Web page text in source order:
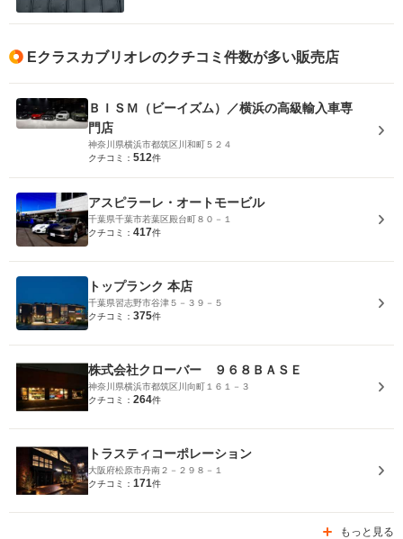
Eクラスカブリオレのクチコミ件数が多い販売店
ＢＩＳＭ（ビーイズム）／横浜の高級輸入車専
門店
神奈川県横浜市都筑区川和町５２４
クチコミ： 512件
アスピラーレ・オートモービル
千葉県千葉市若葉区殿台町８０－１
クチコミ： 417件
トップランク 本店
千葉県習志野市谷津５－３９－５
クチコミ： 375件
株式会社クローバー ９６８ＢＡＳＥ
神奈川県横浜市都筑区川向町１６１－３
クチコミ： 264件
トラスティコーポレーション
大阪府松原市丹南２－２９８－１
クチコミ： 171件
もっと見る